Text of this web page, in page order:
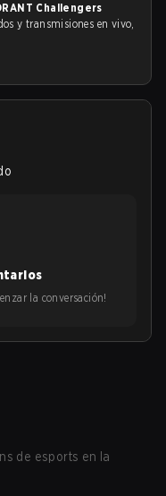
Challengers
y transmisiones en vivo,
la conversación!
de esports en la